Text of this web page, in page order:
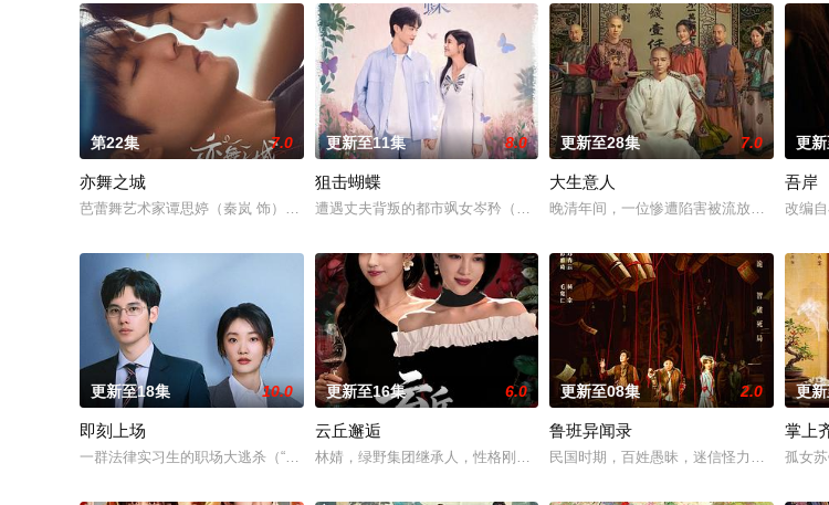
第22集 7.0
亦舞之城
芭蕾舞艺术家谭思婷（秦岚 饰）退役归国，欲与当年被迫分开的恋人冯睿（钟汉良 饰）破镜重圆，但是过去的误会
更新至11集 8.0
狙击蝴蝶
遭遇丈夫背叛的都市飒女岑矜（陈妍希 饰），在人生至暗时刻收到山村少年李雾
更新至28集 7.0
大生意人
晚清年间，一位惨遭陷害被流放的读书人，
更
吾岸
改编自
更新至18集 10.0
即刻上场
一群法律实习生的职场大逃杀（“顶级offer角逐赛”），却在激烈的丛林法则中找寻到各自人生中令人心动的o
更新至16集 6.0
云丘邂逅
林婧，绿野集团继承人，性格刚毅，却在人生巅峰遭遇背叛。苏晓梦，民宿小职
更新至08集 2.0
鲁班异闻录
民国时期，百姓愚昧，迷信怪力邪说。李
更
掌上
孤女